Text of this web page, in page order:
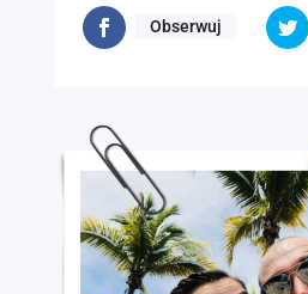
Obserwuj